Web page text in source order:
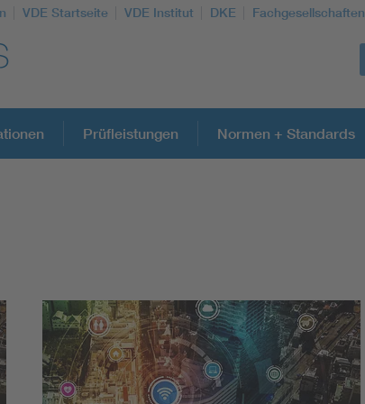
VDE Startseite VDE Institut DKE Fachgesellschaften
Electromobility
Energy efficiency
Prüfleistungen Normen + Standards